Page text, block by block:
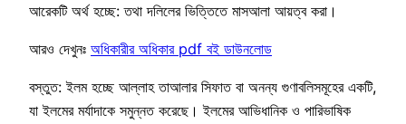
আরেকটি অর্থ হচ্ছে: তথা দলিলের ভিত্তিতে মাসআলা আয়ত্ব করা।
আরও দেখুনঃ অধিকারীর অধিকার pdf বই ডাউনলোড
বস্তুত: ইলম হচ্ছে আল্লাহ তাআলার সিফাত বা অনন্য গুণাবলিসমূহের একটি,
যা ইলমের মর্যাদাকে সমুন্নত করেছে। ইলমের আভিধানিক ও পারিভাষিক